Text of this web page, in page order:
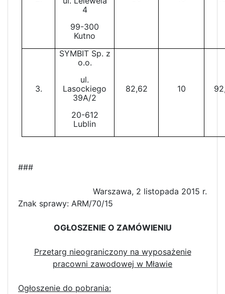
4
99-300
Kutno
3.
SYMBIT Sp. z
o.o.
ul.
Lasockiego
39A/2
20-612
Lublin
82,62 10
###
Warszawa, 2 listopada 2015 r.
Znak sprawy: ARM/70/15
OGŁOSZENIE O ZAMÓWIENIU
Przetarg nieograniczony na wyposażenie
pracowni zawodowej w Mławie
Ogłoszenie do pobrania: